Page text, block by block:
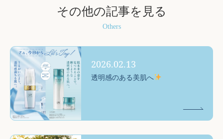
その他の記事を見る
Others
2026.02.13
透明感のある美肌へ